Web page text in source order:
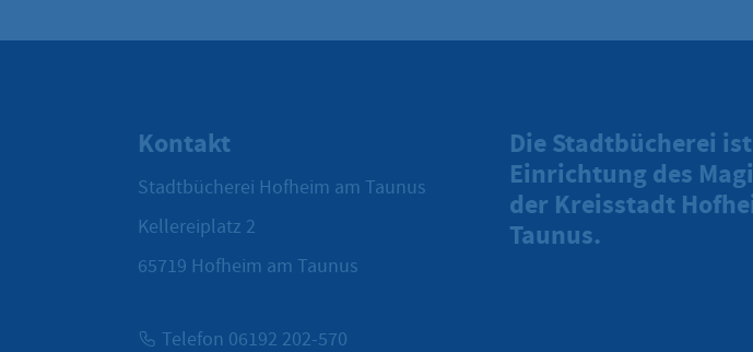
Kontakt
Stadtbücherei Hofheim am Taunus
Kellereiplatz 2
65719 Hofheim am Taunus
Telefon 06192 202-570
Die Stadtbücherei
Einrichtung des
der Kreisstadt
Taunus.